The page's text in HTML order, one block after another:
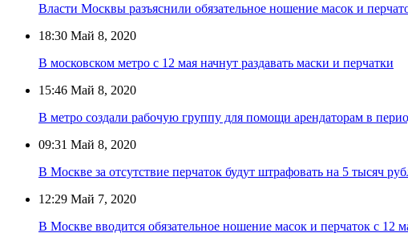
Власти Москвы разъяснили обязательное ношение масок и
18:30 Май 8, 2020
В московском метро с 12 мая начнут раздавать маски и перчатки
15:46 Май 8, 2020
В метро создали рабочую группу для помощи арендаторам в
09:31 Май 8, 2020
В Москве за отсутствие перчаток будут штрафовать на 5 тысяч
12:29 Май 7, 2020
В Москве вводится обязательное ношение масок и перчаток с 12